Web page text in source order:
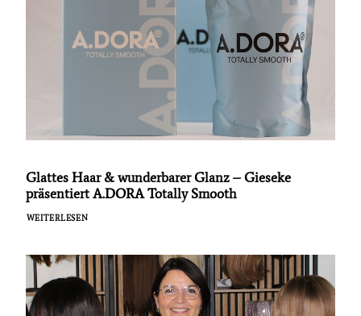
Glattes Haar & wunderbarer Glanz – Gieseke
präsentiert A.DORA Totally Smooth
WEITERLESEN